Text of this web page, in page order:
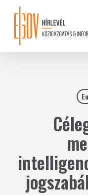
content